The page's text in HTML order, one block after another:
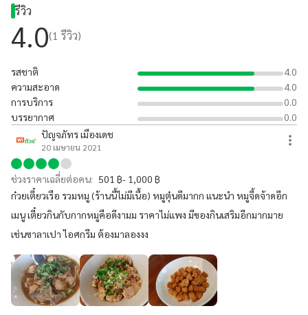
รีวิว
4.0(1 รีวิว)
รสชาติ
4.0
ความสะอาด
4.0
การบริการ
0.0
บรรยากาศ
0.0
ปัญจภัทร เมืองเดช
20 เมษายน 2021
ช่วงราคาเฉลี่ยต่อคน: 501 ฿- 1,000 ฿
ก๋วยเตี๋ยวเรือ รวมหมู (ร้านนี้ไม่มีเนื้อ) หมูตุ๋นดีมากก แนะนำ หมูจี้ดจ้าดอีก
เมนู เตี๋ยวกินกับกากหมูคือดีงามม ราคาไม่แพง มีของกินเสริมอีกมากมาย
เช่นซาลาเปา ไอศกรีม ต้องมาลองงง